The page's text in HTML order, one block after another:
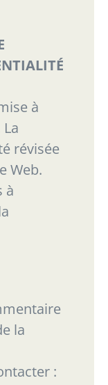
à
révisée
Web.
à
la
: